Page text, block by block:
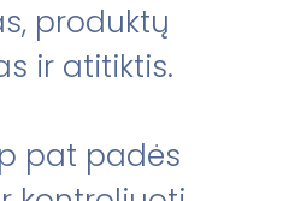
produktų
ir atitiktis.
pat padės